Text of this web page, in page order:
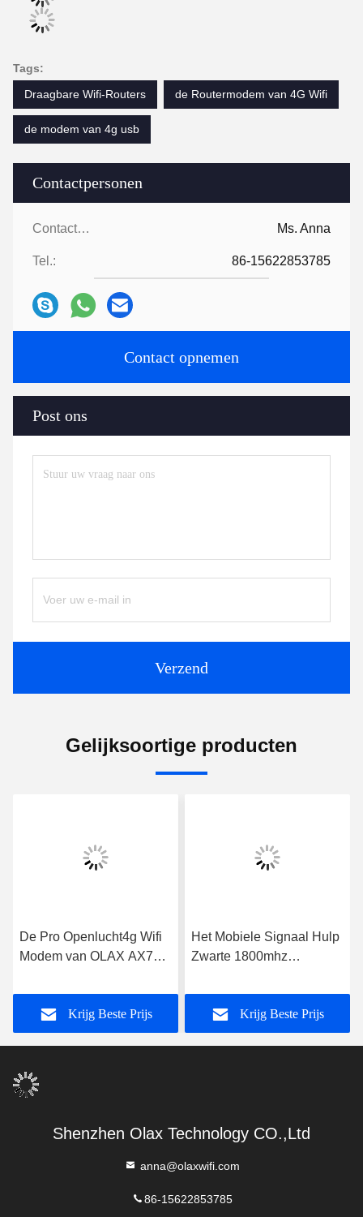
Contactpersonen
Contactpersonen: Ms. Anna
Tel.: 86-15622853785
Contact opnemen
Post ons
Verzend
Tags:
Draagbare Wifi-Routers
de Routermodem van 4G Wifi
de modem van 4g usb
Gelijksoortige producten
De Pro Openlucht4g Wifi
Modem van OLAX AX7
5000mah 300mbps
Krijg Beste Prijs
Het Mobiele Signaal Hulp
Zwarte 1800mhz
OLAX WR01 4G LTE
Krijg Beste Prijs
Shenzhen Olax Technology CO.,Ltd
anna@olaxwifi.com
86-15622853785